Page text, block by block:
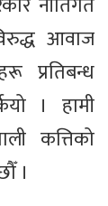
आवाज
प्रतिबन्ध
। हामी
कत्तिको
।